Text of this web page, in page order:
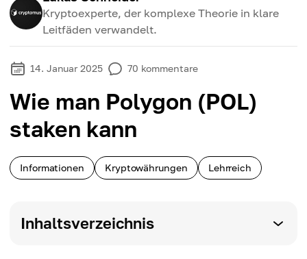
Kryptoexperte, der komplexe Theorie in klare
Leitfäden verwandelt.
14. Januar 2025 70 kommentare
Wie man Polygon (POL)
staken kann
Informationen Kryptowährungen Lehrreich
Inhaltsverzeichnis